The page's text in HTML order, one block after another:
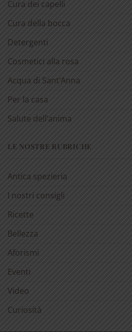
Cura dei capelli
Cura della bocca
Detergenti
Cosmetici alla rosa
Acqua di Sant’Anna
Per la casa
Salute dell’anima
LE NOSTRE RUBRICHE
Antica spezieria
I nostri consigli
Ricette
Bellezza
Aforismi
Eventi
Video
Curiosità